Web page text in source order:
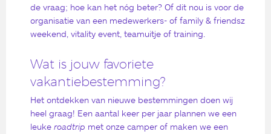
de vraag; hoe kan het nóg beter? Of dit nou is voor de
organisatie van een medewerkers- of family & friendsz
weekend, vitality event, teamuitje of training.
Wat is jouw favoriete
vakantiebestemming?
Het ontdekken van nieuwe bestemmingen doen wij
heel graag! Een aantal keer per jaar plannen we een
leuke roadtrip met onze camper of maken we een